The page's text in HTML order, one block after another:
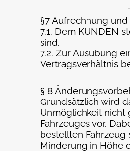
§7 Aufrechnung
7.1. Dem KUNDEN
sind.
7.2. Zur Ausübung
Vertragsverhältnis
§ 8
Grundsätzlich wird
Unmöglichkeit nicht
Fahrzeuges vor.
bestellten Fahrzeug
Minderung in Höhe